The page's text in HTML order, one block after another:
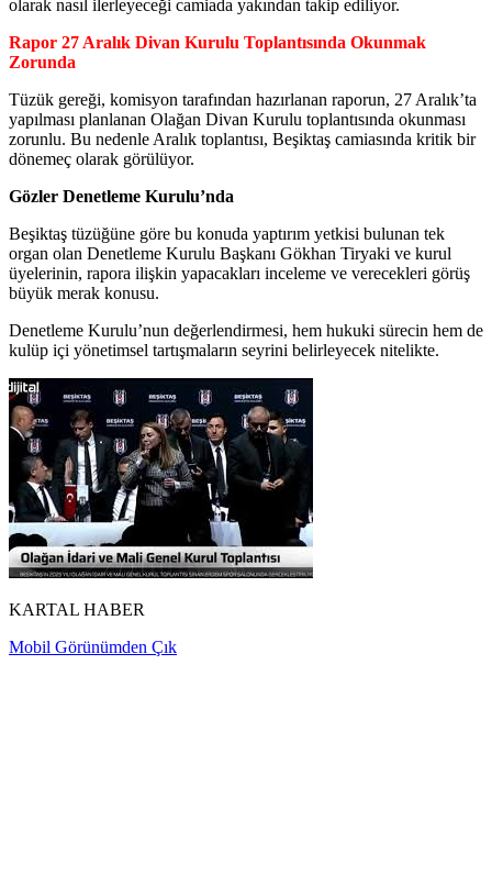
olarak nasıl ilerleyeceği camiada yakından takip ediliyor.
Rapor 27 Aralık Divan Kurulu Toplantısında Okunmak
Zorunda
Tüzük gereği, komisyon tarafından hazırlanan raporun, 27 Aralık’ta
yapılması planlanan Olağan Divan Kurulu toplantısında okunması
zorunlu. Bu nedenle Aralık toplantısı, Beşiktaş camiasında kritik bir
dönemeç olarak görülüyor.
Gözler Denetleme Kurulu’nda
Beşiktaş tüzüğüne göre bu konuda yaptırım yetkisi bulunan tek
organ olan Denetleme Kurulu Başkanı Gökhan Tiryaki ve kurul
üyelerinin, rapora ilişkin yapacakları inceleme ve verecekleri görüş
büyük merak konusu.
Denetleme Kurulu’nun değerlendirmesi, hem hukuki sürecin hem de
kulüp içi yönetimsel tartışmaların seyrini belirleyecek nitelikte.
KARTAL HABER
Mobil Görünümden Çık